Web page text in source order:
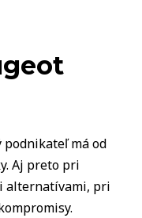
podnikateľ má od
Aj preto pri
alternatívami, pri